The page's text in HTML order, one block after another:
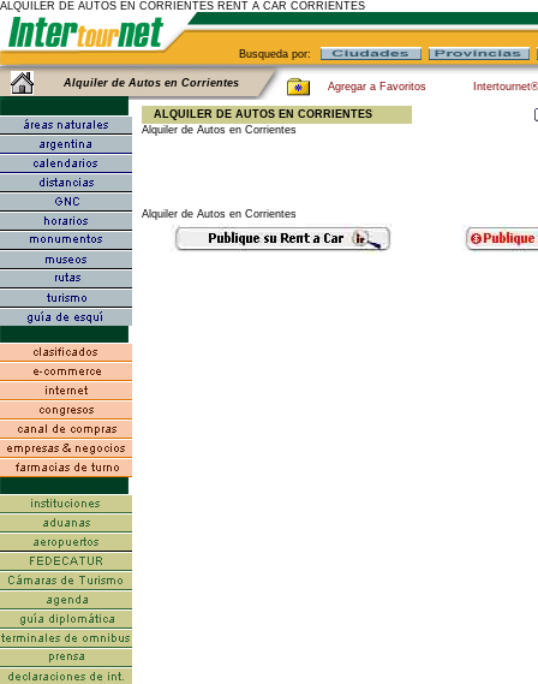
ALQUILER DE AUTOS EN CORRIENTES RENT A CAR CORRIENTES
Busqueda por:
Alquiler de Autos en Corrientes Agregar a Favoritos
ALQUILER DE AUTOS EN CORRIENTES
Alquiler de Autos en Corrientes
Alquiler de Autos en Corrientes